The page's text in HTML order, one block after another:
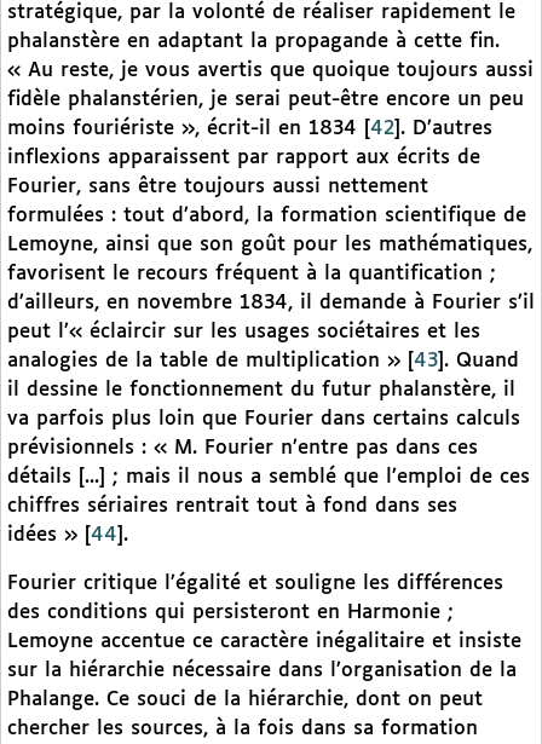
stratégique, par la volonté de réaliser rapidement le
phalanstère en adaptant la propagande à cette fin.
« Au reste, je vous avertis que quoique toujours aussi
fidèle phalanstérien, je serai peut-être encore un peu
moins fouriériste », écrit-il en 1834
42 . D’autres
inflexions apparaissent par rapport aux écrits de
Fourier, sans être toujours aussi nettement
formulées : tout d’abord, la formation scientifique de
Lemoyne, ainsi que son goût pour les mathématiques,
favorisent le recours fréquent à la quantification ;
d’ailleurs, en novembre 1834, il demande à Fourier s’il
peut l’« éclaircir sur les usages sociétaires et les
analogies de la table de multiplication »
43 . Quand
il dessine le fonctionnement du futur phalanstère, il
va parfois plus loin que Fourier dans certains calculs
prévisionnels : « M. Fourier n’entre pas dans ces
détails [...] ; mais il nous a semblé que l’emploi de ces
chiffres sériaires rentrait tout à fond dans ses
idées »
44 .
Fourier critique l’égalité et souligne les différences
des conditions qui persisteront en Harmonie ;
Lemoyne accentue ce caractère inégalitaire et insiste
sur la hiérarchie nécessaire dans l’organisation de la
Phalange. Ce souci de la hiérarchie, dont on peut
chercher les sources, à la fois dans sa formation